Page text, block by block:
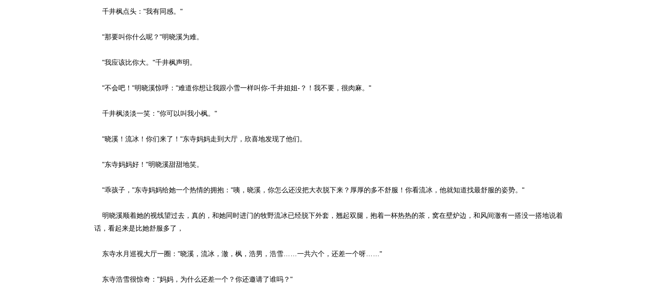
千井枫点头："我有同感。"
"那要叫你什么呢？"明晓溪为难。
"我应该比你大。"千井枫声明。
"不会吧！"明晓溪惊呼："难道你想让我跟小雪一样叫你-千井姐姐-？！我不要，很肉麻。"
千井枫淡淡一笑："你可以叫我小枫。"
"晓溪！流冰！你们来了！"东寺妈妈走到大厅，欣喜地发现了他们。
"东寺妈妈好！"明晓溪甜甜地笑。
"乖孩子，"东寺妈妈给她一个热情的拥抱："咦，晓溪，你怎么还没把大衣脱下来？厚厚的多不舒服！你看流冰，他就知道找最舒服的姿势。"
明晓溪顺着她的视线望过去，真的，和她同时进门的牧野流冰已经脱下外套，翘起双腿，抱着一杯热热的茶，窝在壁炉边，和风间澈有一搭没一搭地说着
话，看起来是比她舒服多了，
东寺水月巡视大厅一圈："晓溪，流冰，澈，枫，浩男，浩雪……一共六个，还差一个呀……"
东寺浩雪很惊奇："妈妈，为什么还差一个？你还邀请了谁吗？"